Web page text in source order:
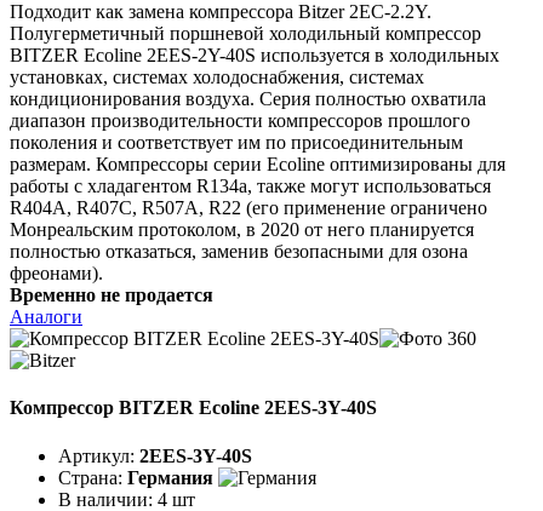
Подходит как замена компрессора Bitzer 2EC-2.2Y.
Полугерметичный поршневой холодильный компрессор
BITZER Ecoline 2EES-2Y-40S используется в холодильных
установках, системах холодоснабжения, системах
кондиционирования воздуха. Серия полностью охватила
диапазон производительности компрессоров прошлого
поколения и соответствует им по присоединительным
размерам. Компрессоры серии Ecoline оптимизированы для
работы с хладагентом R134a, также могут использоваться
R404A, R407C, R507A, R22 (его применение ограничено
Монреальским протоколом, в 2020 от него планируется
полностью отказаться, заменив безопасными для озона
фреонами).
Временно не продается
Аналоги
Компрессор BITZER Ecoline 2EES-3Y-40S
Артикул: 2EES-3Y-40S
Страна: Германия
В наличии: 4 шт